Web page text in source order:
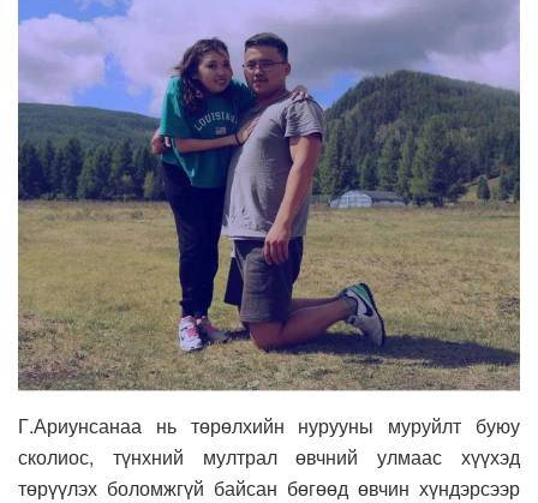
Г.Ариунсанаа нь төрөлхийн нурууны муруйлт буюу
сколиос, түнхний мултрал өвчний улмаас хүүхэд
төрүүлэх боломжгүй байсан бөгөөд өвчин хүндэрсээр